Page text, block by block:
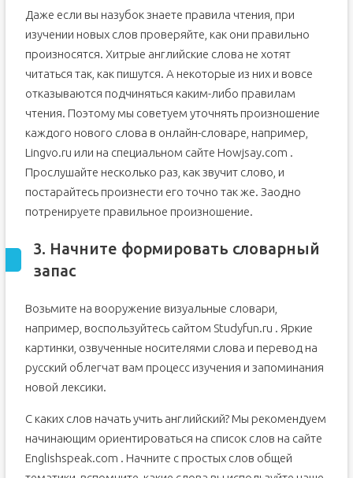
Даже если вы назубок знаете правила чтения, при
изучении новых слов проверяйте, как они правильно
произносятся. Хитрые английские слова не хотят
читаться так, как пишутся. А некоторые из них и вовсе
отказываются подчиняться каким-либо правилам
чтения. Поэтому мы советуем уточнять произношение
каждого нового слова в онлайн-словаре, например,
Lingvo.ru или на специальном сайте Howjsay.com .
Прослушайте несколько раз, как звучит слово, и
постарайтесь произнести его точно так же. Заодно
потренируете правильное произношение.
3. Начните формировать словарный
запас
Возьмите на вооружение визуальные словари,
например, воспользуйтесь сайтом Studyfun.ru . Яркие
картинки, озвученные носителями слова и перевод на
русский облегчат вам процесс изучения и запоминания
новой лексики.
С каких слов начать учить английский? Мы рекомендуем
начинающим ориентироваться на список слов на сайте
Englishspeak.com . Начните с простых слов общей